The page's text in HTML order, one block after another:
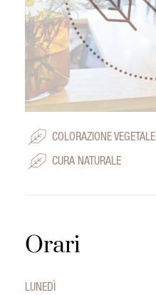
COLORAZIONE VEGETALE
CURA NATURALE
Orari
LUNEDÌ